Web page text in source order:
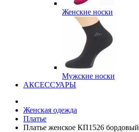
Женские носки
Мужские носки
АКСЕССУАРЫ
Женская одежда
Платье
Платье женское КП1526 бордовый